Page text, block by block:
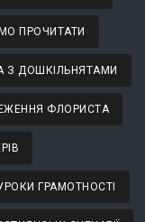
ПРОЧИТАТИ
З ДОШКІЛЬНЯТАМИ
ФЛОРИСТА
ГРАМОТНОСТІ